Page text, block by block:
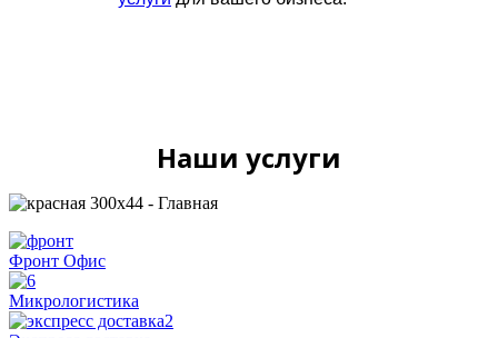
Наши услуги
Фронт Офис
Микрологистика